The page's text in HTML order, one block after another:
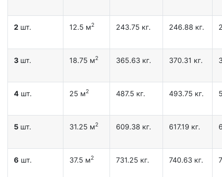
2 шт. 12.5 м2 243.75 кг. 246.88 кг.
3 шт. 18.75 м2 365.63 кг. 370.31 кг.
4 шт. 25 м2 487.5 кг. 493.75 кг.
5 шт. 31.25 м2 609.38 кг. 617.19 кг.
6 шт. 37.5 м2 731.25 кг. 740.63 кг.